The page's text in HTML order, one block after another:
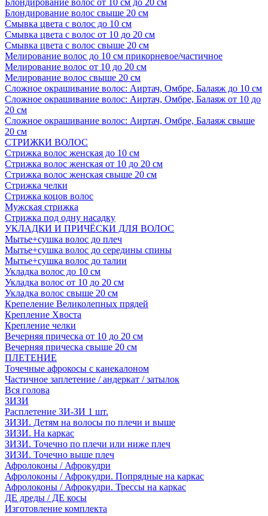
Блондирование волос от 10 см до 20 см
Блондирование волос свыше 20 см
Смывка цвета с волос до 10 см
Смывка цвета с волос от 10 до 20 см
Смывка цвета с волос свыше 20 см
Мелирование волос до 10 см прикорневое/частичное
Мелирование волос от 10 до 20 см
Мелирование волос свыше 20 см
Сложное окрашивание волос: Аиртач, Омбре, Балаяж до 10 см
Сложное окрашивание волос: Аиртач, Омбре, Балаяж от 10 до
20 см
Сложное окрашивание волос: Аиртач, Омбре, Балаяж свыше
20 см
СТРИЖКИ ВОЛОС
Стрижка волос женская до 10 см
Стрижка волос женская от 10 до 20 см
Стрижка волос женская свыше 20 см
Стрижка челки
Стрижка коцов волос
Мужская стрижка
Стрижка под одну насадку
УКЛАДКИ И ПРИЧЁСКИ ДЛЯ ВОЛОС
Мытье+сушка волос до плеч
Мытье+сушка волос до середины спины
Мытье+сушка волос до талии
Укладка волос до 10 см
Укладка волос от 10 до 20 см
Укладка волос свыше 20 см
Крепеление Великолепных прядей
Крепление Хвоста
Крепление челки
Вечерняя прическа от 10 до 20 см
Вечерняя прическа свыше 20 см
ПЛЕТЕНИЕ
Точечные афрокосы с канекалоном
Частичное заплетение / андеркат / затылок
Вся голова
ЗИЗИ
Расплетение ЗИ-ЗИ 1 шт.
ЗИЗИ. Детям на волосы по плечи и выше
ЗИЗИ. На каркас
ЗИЗИ. Точечно по плечи или ниже плеч
ЗИЗИ. Точечно выше плеч
Афролоконы / Афрокудри
Афролоконы / Афрокудри. Попрядные на каркас
Афролоконы / Афрокудри. Трессы на каркас
ДЕ дреды / ДЕ косы
Изготовление комплекта